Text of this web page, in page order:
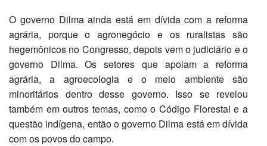
O governo Dilma ainda está em dívida com a reforma
agrária, porque o agronegócio e os ruralistas são
hegemônicos no Congresso, depois vem o judiciário e o
governo Dilma. Os setores que apoiam a reforma
agrária, a agroecologia e o meio ambiente são
minoritários dentro desse governo. Isso se revelou
também em outros temas, como o Código Florestal e a
questão indígena, então o governo Dilma está em dívida
com os povos do campo.